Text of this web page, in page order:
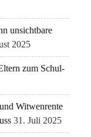
unsichtbare
2025
zum Schul-
Witwenrente
31. Juli 2025